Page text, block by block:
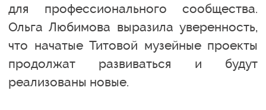
для профессионального сообщества.
Ольга Любимова выразила уверенность,
что начатые Титовой музейные проекты
продолжат развиваться и будут
реализованы новые.